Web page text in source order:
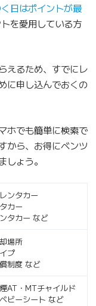
日はポイントが最
を愛用している方
えるため、すでにレ
に申し込んでおくの
ホでも簡単に検索で
から、お得にベンツ
ょう。
ンタカー
カー
タカー など
場所
プ
制度 など
AT・MTチャイルド
ビーシート など